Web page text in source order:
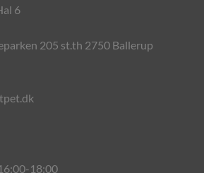
6
205 st.th 2750 Ballerup
18:00